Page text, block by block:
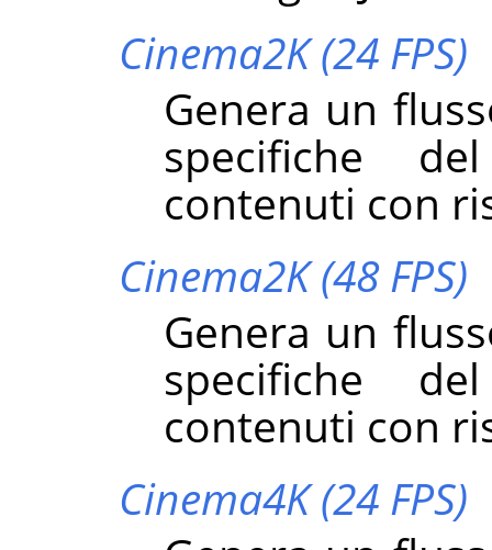
Cinema2K (24 FPS)
Genera un
specifiche
contenuti con
Cinema2K (48 FPS)
Genera un
specifiche
contenuti con
Cinema4K (24 FPS)